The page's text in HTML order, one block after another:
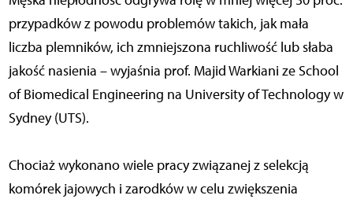
przypadków z powodu problemów takich, jak mała
liczba plemników, ich zmniejszona ruchliwość lub słaba
jakość nasienia – wyjaśnia prof. Majid Warkiani ze School
of Biomedical Engineering na University of Technology w
Sydney (UTS).
Chociaż wykonano wiele pracy związanej z selekcją
komórek jajowych i zarodków w celu zwiększenia